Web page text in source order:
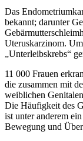
Das
bekannt; darunter
Uteruskarzinom.
„Unterleibskrebs“
11 000 Frauen
die zusammen mit
weiblichen
Die Häufigkeit des
ist unter anderem
Bewegung und